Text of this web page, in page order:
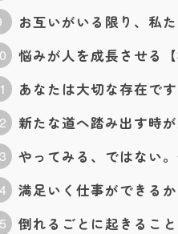
お互いがいる限り、私
悩みが人を成長させる【
あなたは大切な存在です
新たな道へ踏み出す時が
やってみる、ではない
満足いく仕事ができる
倒れるごとに起きるこ